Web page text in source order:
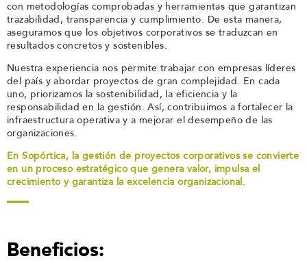
con metodologías comprobadas y herramientas que garantizan
trazabilidad, transparencia y cumplimiento. De esta manera,
aseguramos que los objetivos corporativos se traduzcan en
resultados concretos y sostenibles.
Nuestra experiencia nos permite trabajar con empresas líderes
del país y abordar proyectos de gran complejidad. En cada
uno, priorizamos la sostenibilidad, la eficiencia y la
responsabilidad en la gestión. Así, contribuimos a fortalecer la
infraestructura operativa y a mejorar el desempeño de las
organizaciones.
En Sopórtica, la gestión de proyectos corporativos se convierte
en un proceso estratégico que genera valor, impulsa el
crecimiento y garantiza la excelencia organizacional.
Beneficios: